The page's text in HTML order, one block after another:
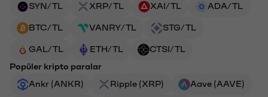
SYN/TL
XRP/TL XAI/TL ADA/TL
BTC/TL VANRY/TL STG/TL
GAL/TL ETH/TL
CTSI/TL
Popüler kripto paralar
Ankr (ANKR)
Ripple (XRP) Aave (AAVE)